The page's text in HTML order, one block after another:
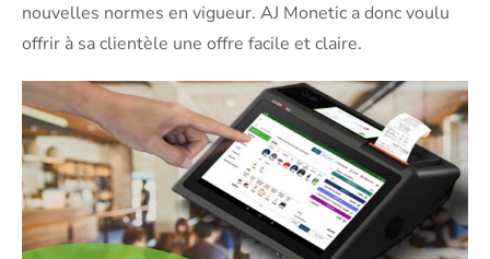
nouvelles normes en vigueur. AJ Monetic a donc voulu
offrir à sa clientèle une offre facile et claire.